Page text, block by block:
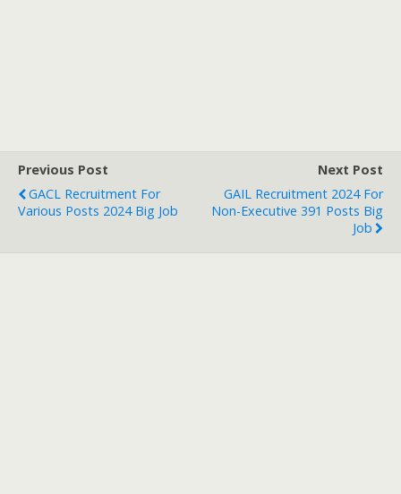
Previous Post
GACL Recruitment For
Various Posts 2024 Big Job
Next Post
GAIL Recruitment 2024 For
Non-Executive 391 Posts Big
Job